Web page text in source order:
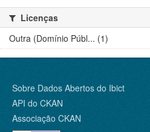
Licenças
Outra (Domínio Públ... (1)
Sobre Dados Abertos do Ibict
API do CKAN
Associação CKAN